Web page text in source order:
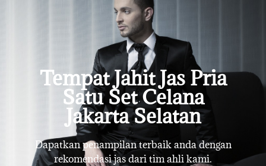
Tempat Jahit Jas Pria
Satu Set Celana
Jakarta Selatan
Dapatkan penampilan terbaik anda dengan
rekomendasi jas dari tim ahli kami.